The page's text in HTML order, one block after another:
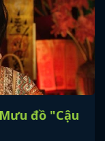
đồ "Cậu